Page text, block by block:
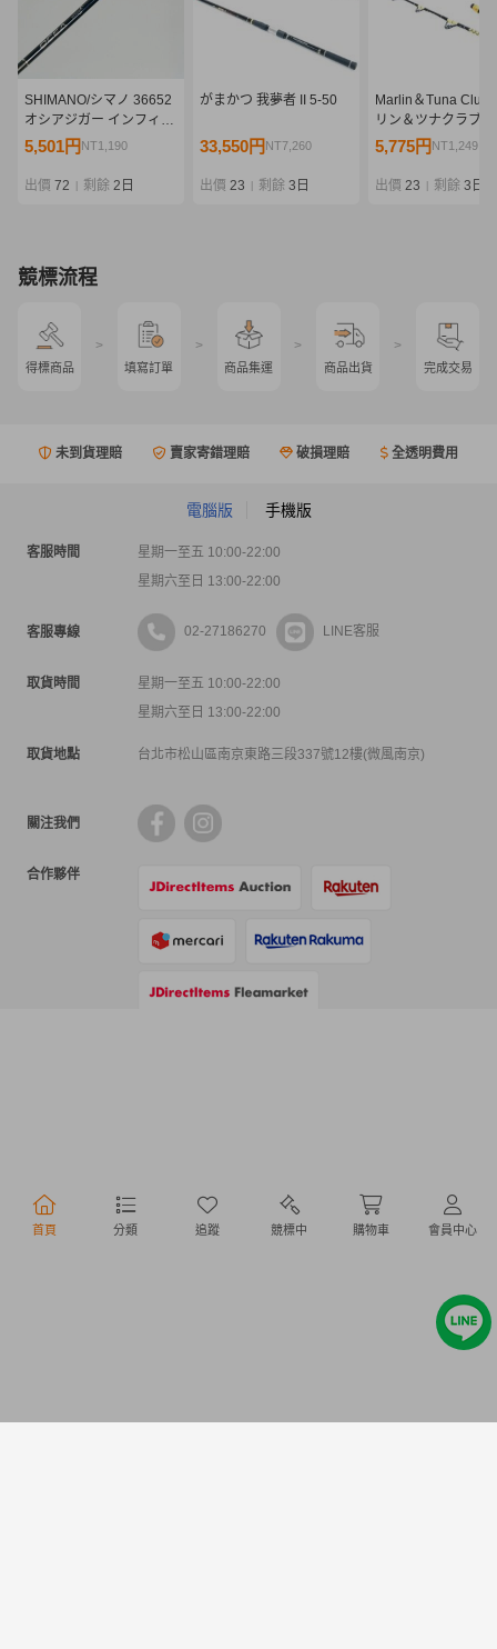
首頁 分類 追蹤 競標中 購物車 會員中心
SHIMANO/シマノ 36652
オシアジガー インフィニ
ティ B634 ベイトロッド
×/220
5,501円 NT1,190
出價 72 剩餘 2日
がまかつ 我夢者 II 5-50
33,550円 NT7,260
出價 23 剩餘 3日
Marlin＆Tuna Club
リン＆ツナクラブ
ローリングロッド
5,775円 NT1,249
出價 23 剩餘 3日
競標流程
得標商品
>
填寫訂單
>
商品集運
>
商品出貨
>
完成交易
未到貨理賠 賣家寄錯理賠 破損理賠 全透明費用
電腦版 手機版
客服時間
星期一至五 10:00-22:00
星期六至日 13:00-22:00
客服專線 02-27186270 LINE客服
取貨時間
星期一至五 10:00-22:00
星期六至日 13:00-22:00
取貨地點 台北市松山區南京東路三段337號12樓(微風南京)
關注我們
合作夥伴
行動購物